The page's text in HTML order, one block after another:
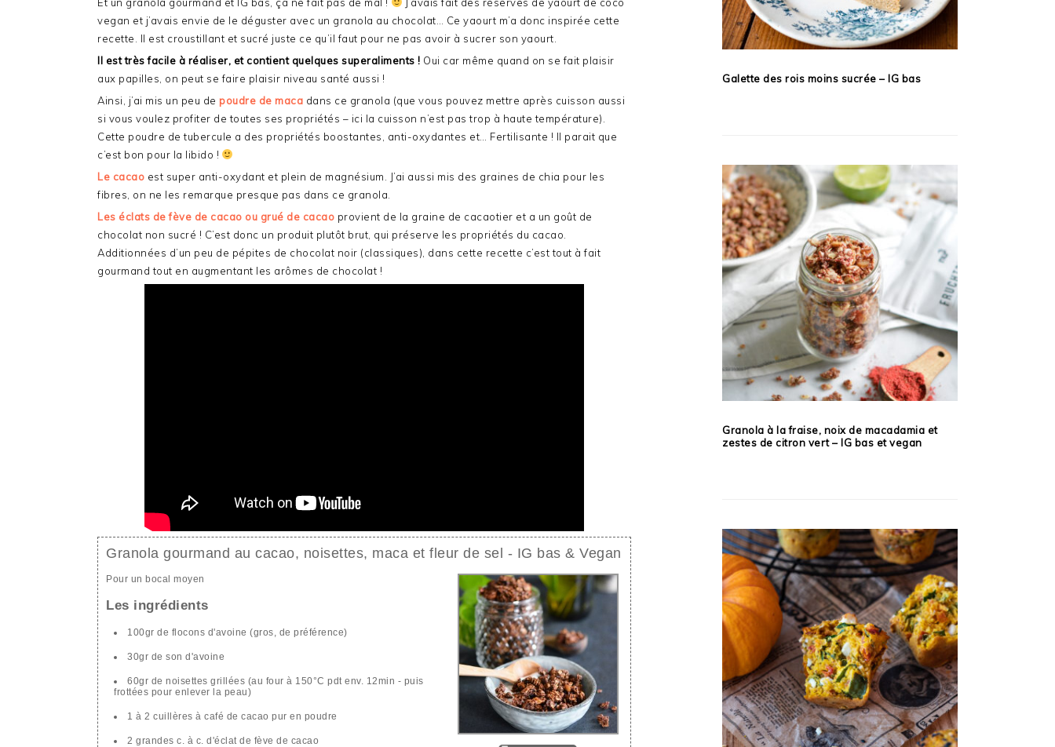
vegan et j’avais envie de le déguster avec un granola au chocolat… Ce yaourt m’a donc inspirée cette
recette. Il est croustillant et sucré juste ce qu’il faut pour ne pas avoir à sucrer son yaourt.
Il est très facile à réaliser, et contient quelques superaliments ! Oui car même quand on se fait plaisir
aux papilles, on peut se faire plaisir niveau santé aussi !
Ainsi, j’ai mis un peu de poudre de maca dans ce granola (que vous pouvez mettre après cuisson aussi
si vous voulez profiter de toutes ses propriétés – ici la cuisson n’est pas trop à haute température).
Cette poudre de tubercule a des propriétés boostantes, anti-oxydantes et… Fertilisante ! Il parait que
c’est bon pour la libido !
Le cacao est super anti-oxydant et plein de magnésium. J’ai aussi mis des graines de chia pour les
fibres, on ne les remarque presque pas dans ce granola.
Les éclats de fève de cacao ou grué de cacao provient de la graine de cacaotier et a un goût de
chocolat non sucré ! C’est donc un produit plutôt brut, qui préserve les propriétés du cacao.
Additionnées d’un peu de pépites de chocolat noir (classiques), dans cette recette c’est tout à fait
gourmand tout en augmentant les arômes de chocolat !
Granola gourmand au cacao, noisettes, maca et fleur de sel - IG bas & Vegan
Pour un bocal moyen
Les ingrédients
100gr de flocons d'avoine (gros, de préférence)
30gr de son d'avoine
60gr de noisettes grillées (au four à 150°C pdt env. 12min - puis
frottées pour enlever la peau)
1 à 2 cuillères à café de cacao pur en poudre
2 grandes c. à c. d'éclat de fève de cacao
Galette des rois moins sucrée – IG bas
Granola à la fraise, noix de macadamia et
zestes de citron vert – IG bas et vegan